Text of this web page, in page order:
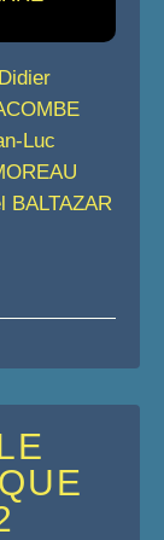
Luc
BALTAZAR